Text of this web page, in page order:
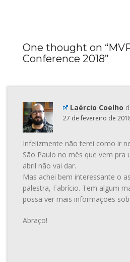
One thought on “
Conference 2018”
Laércio Coelho
27 de fevereiro de
Infelizmente não terei como ir
São Paulo no mês que vem pra
abril não vai dar.
Mas achei bem interessante o
palestra, Fabrício. Tem algum
possa ver mais informações
Abraço!